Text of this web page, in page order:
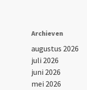
Archieven
augustus 2026
juli 2026
juni 2026
mei 2026